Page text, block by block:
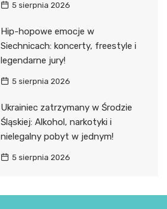
5 sierpnia 2026
Hip-hopowe emocje w
Siechnicach: koncerty, freestyle i
legendarne jury!
5 sierpnia 2026
Ukrainiec zatrzymany w Środzie
Śląskiej: Alkohol, narkotyki i
nielegalny pobyt w jednym!
5 sierpnia 2026